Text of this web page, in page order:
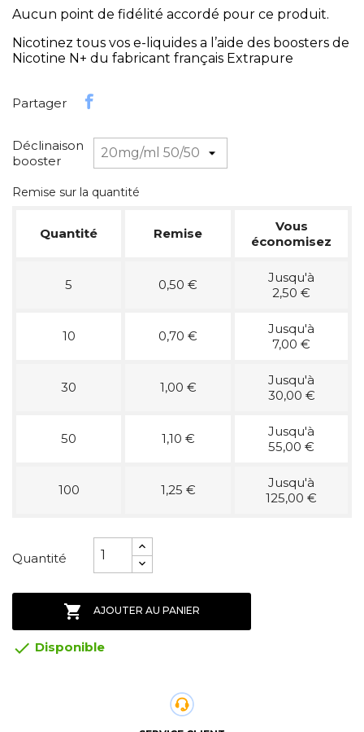
Aucun point de fidélité accordé pour ce produit.
Nicotinez tous vos e-liquides a l’aide des boosters de
Nicotine N+ du fabricant français Extrapure
Partager
Déclinaison
booster
Remise sur la quantité
Quantité Remise
Vous
économisez
5 0,50 €
Jusqu'à
2,50 €
10 0,70 €
Jusqu'à
7,00 €
30 1,00 €
Jusqu'à
30,00 €
50 1,10 €
Jusqu'à
55,00 €
100 1,25 €
Jusqu'à
125,00 €
Quantité
 AJOUTER AU PANIER
 Disponible